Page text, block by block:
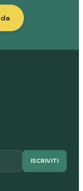
ISCRIVITI